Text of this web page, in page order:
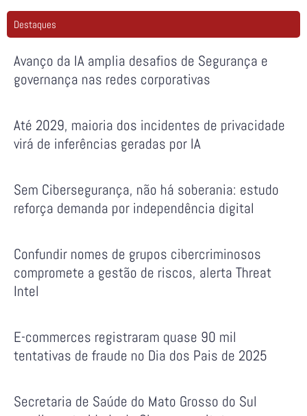
Destaques
Avanço da IA amplia desafios de Segurança e
governança nas redes corporativas
Até 2029, maioria dos incidentes de privacidade
virá de inferências geradas por IA
Sem Cibersegurança, não há soberania: estudo
reforça demanda por independência digital
Confundir nomes de grupos cibercriminosos
compromete a gestão de riscos, alerta Threat
Intel
E-commerces registraram quase 90 mil
tentativas de fraude no Dia dos Pais de 2025
Secretaria de Saúde do Mato Grosso do Sul